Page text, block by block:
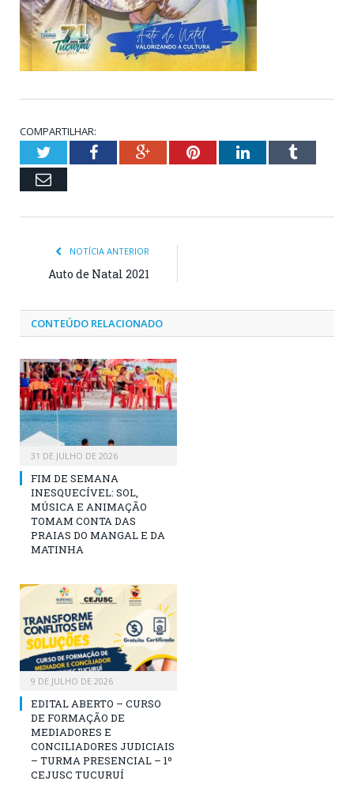
COMPARTILHAR:
TwitterFacebookGoogle+PinterestLinkedInTumblr
Email
NOTÍCIA ANTERIOR
Auto de Natal 2021
CONTEÚDO RELACIONADO
31 DE JULHO DE 2026
FIM DE SEMANA
INESQUECÍVEL: SOL,
MÚSICA E ANIMAÇÃO
TOMAM CONTA DAS
PRAIAS DO MANGAL E DA
MATINHA
9 DE JULHO DE 2026
EDITAL ABERTO – CURSO
DE FORMAÇÃO DE
MEDIADORES E
CONCILIADORES JUDICIAIS
– TURMA PRESENCIAL – 1º
CEJUSC TUCURUÍ